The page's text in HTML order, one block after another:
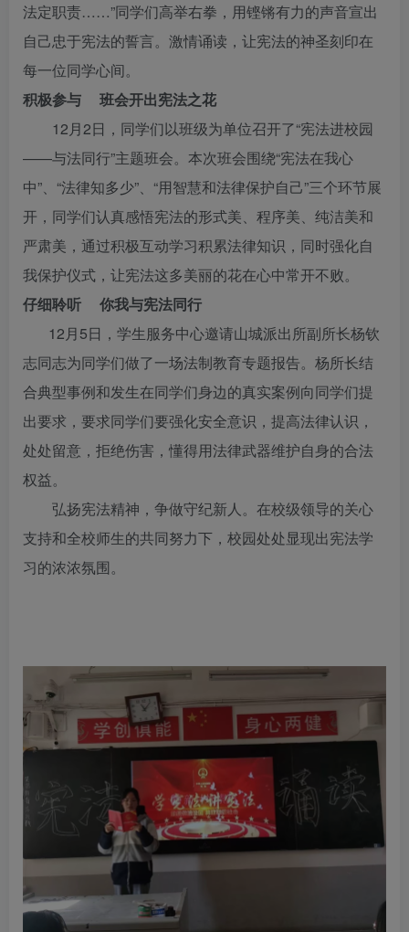
法定职责……”同学们高举右拳，用铿锵有力的声音宣出
自己忠于宪法的誓言。激情诵读，让宪法的神圣刻印在
每一位同学心间。
积极参与 班会开出宪法之花
12月2日，同学们以班级为单位召开了“宪法进校园
——与法同行”主题班会。本次班会围绕“宪法在我心
中”、“法律知多少”、“用智慧和法律保护自己”三个环节展
开，同学们认真感悟宪法的形式美、程序美、纯洁美和
严肃美，通过积极互动学习积累法律知识，同时强化自
我保护仪式，让宪法这多美丽的花在心中常开不败。
仔细聆听 你我与宪法同行
12月5日，学生服务中心邀请山城派出所副所长杨钦
志同志为同学们做了一场法制教育专题报告。杨所长结
合典型事例和发生在同学们身边的真实案例向同学们提
出要求，要求同学们要强化安全意识，提高法律认识，
处处留意，拒绝伤害，懂得用法律武器维护自身的合法
权益。
弘扬宪法精神，争做守纪新人。在校级领导的关心
支持和全校师生的共同努力下，校园处处显现出宪法学
习的浓浓氛围。